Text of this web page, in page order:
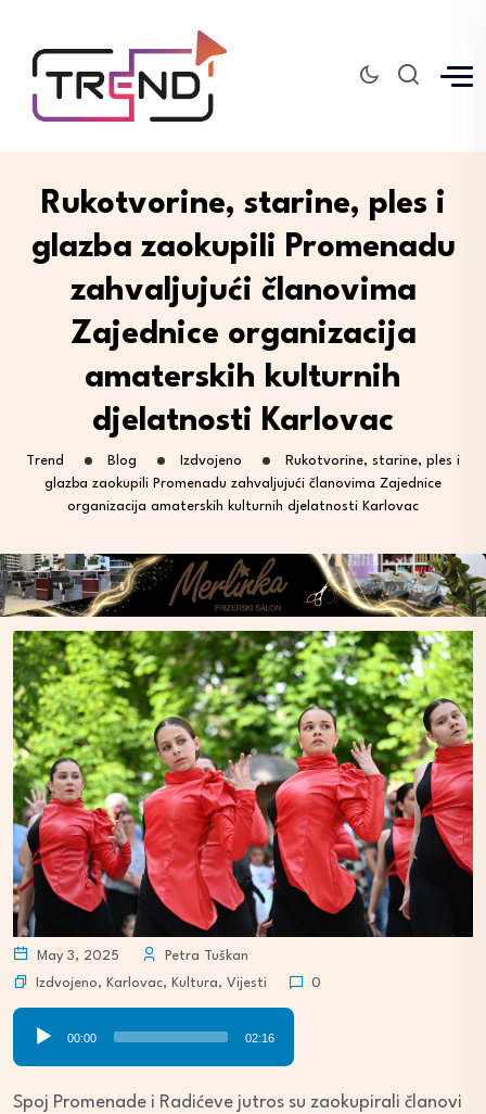
Rukotvorine, starine, ples i
glazba zaokupili Promenadu
zahvaljujući članovima
Zajednice organizacija
amaterskih kulturnih
djelatnosti Karlovac
Trend Blog Izdvojeno
Rukotvorine, starine, ples i
glazba zaokupili Promenadu zahvaljujući članovima Zajednice
organizacija amaterskih kulturnih djelatnosti Karlovac
May 3, 2025
Petra Tuškan
Izdvojeno, Karlovac, Kultura, Vijesti 0
Audio
Player
00:00 02:16
Spoj Promenade i Radićeve jutros su zaokupirali članovi